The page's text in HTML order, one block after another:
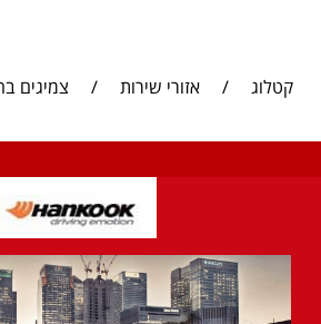
קטלוג / אזורי שירות / צמיגים